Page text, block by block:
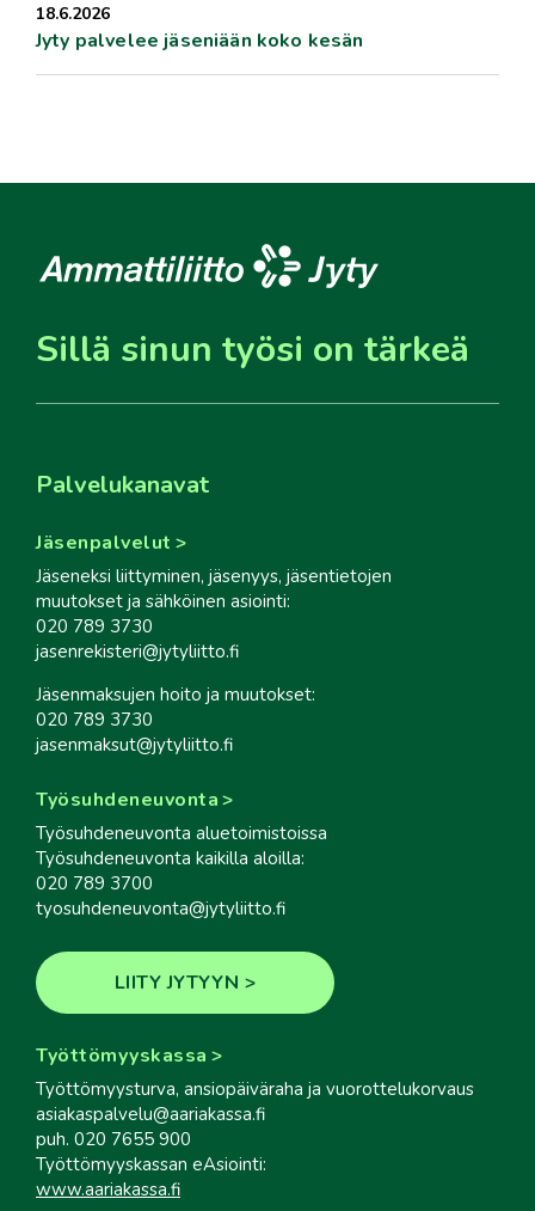
18.6.2026
Jyty palvelee jäseniään koko kesän
Sillä sinun työsi on tärkeä
Palvelukanavat
Jäsenpalvelut
Jäseneksi liittyminen, jäsenyys, jäsentietojen
muutokset ja sähköinen asiointi:
020 789 3730
jasenrekisteri@jytyliitto.fi
Jäsenmaksujen hoito ja muutokset:
020 789 3730
jasenmaksut@jytyliitto.fi
Työsuhdeneuvonta
Työsuhdeneuvonta aluetoimistoissa
Työsuhdeneuvonta kaikilla aloilla:
020 789 3700
tyosuhdeneuvonta@jytyliitto.fi
LIITY JYTYYN
Työttömyyskassa
Työttömyysturva, ansiopäiväraha ja vuorottelukorvaus
asiakaspalvelu@aariakassa.fi
puh. 020 7655 900
Työttömyyskassan eAsiointi:
www.aariakassa.fi